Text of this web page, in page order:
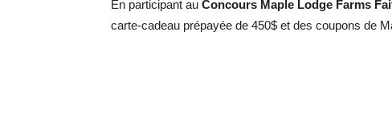
En participant au Concours Maple Lodge Farms
carte-cadeau prépayée de 450$ et des coupons de